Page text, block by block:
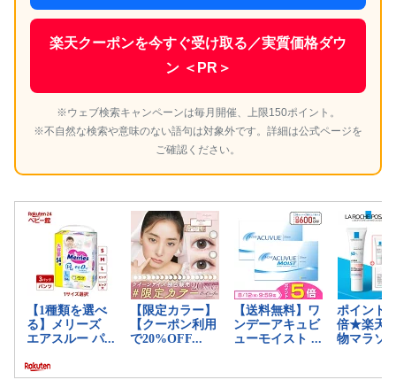
楽天クーポンを今すぐ受け取る／実質価格ダウ
ン ＜PR＞
※ウェブ検索キャンペーンは毎月開催、上限150ポイント。
※不自然な検索や意味のない語句は対象外です。詳細は公式ページを
ご確認ください。